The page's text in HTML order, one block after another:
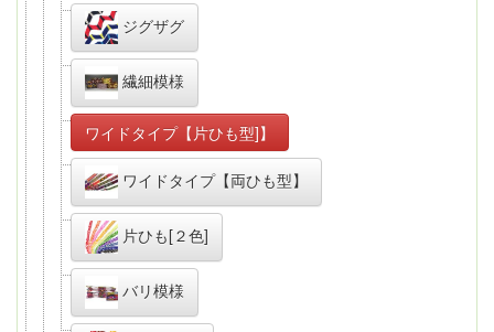
ジグザグ
繊細模様
ワイドタイプ【片ひも型]】
ワイドタイプ【両ひも型】
片ひも[２色]
バリ模様